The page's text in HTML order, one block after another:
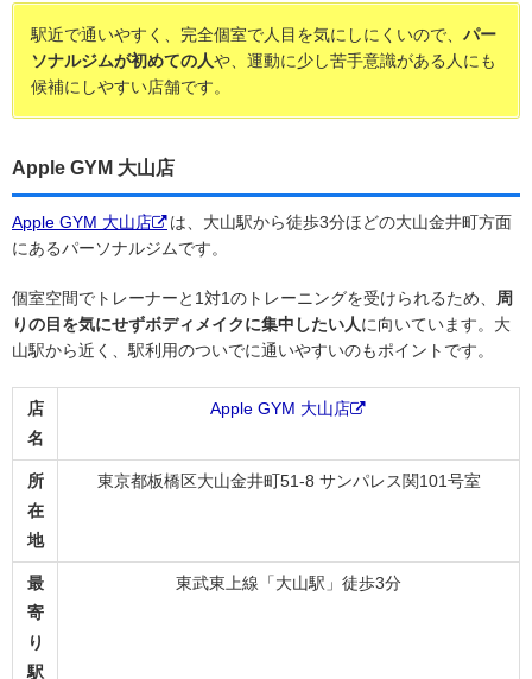
駅近で通いやすく、完全個室で人目を気にしにくいので、 パー
ソナルジムが初めての人や、運動に少し苦手意識がある人にも
候補にしやすい店舗です。
Apple GYM 大山店
Apple GYM 大山店
は、大山駅から徒歩3分ほどの大山金井町方面
にあるパーソナルジムです。
個室空間でトレーナーと1対1のトレーニングを受けられるため、 周
りの目を気にせずボディメイクに集中したい人に向いています。大
山駅から近く、駅利用のついでに通いやすいのもポイントです。
店
名
Apple GYM 大山店
所
在
地
東京都板橋区大山金井町51-8 サンパレス関101号室
最
寄
り
駅
東武東上線「大山駅」徒歩3分